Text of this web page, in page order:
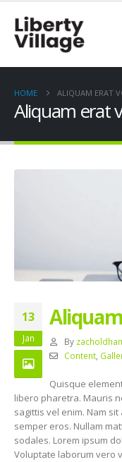
HOME ALIQUAM ERAT
Aliquam erat
13
Jan By
Content,
Quisque
libero pharetra. Mauris
sagittis vel enim. Nam
semper eros. Nullam
sodales. Lorem ipsum
Voluptate laborum vero